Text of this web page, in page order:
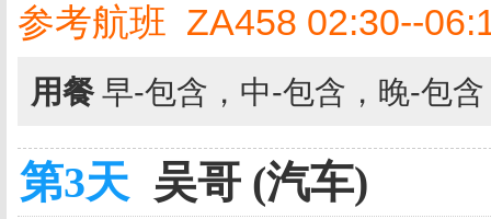
参考航班 ZA458 02:30--
用餐 早-包含，中-包含，晚-包
第3天 吴哥 (汽车)